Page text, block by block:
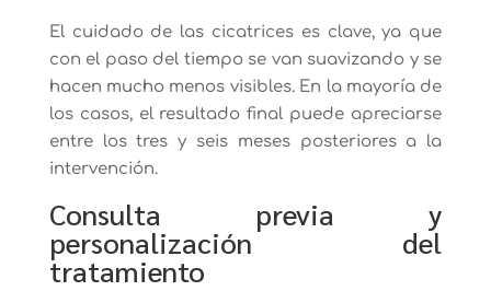
El cuidado de las cicatrices es clave, ya que
con el paso del tiempo se van suavizando y se
hacen mucho menos visibles. En la mayoría de
los casos, el resultado final puede apreciarse
entre los tres y seis meses posteriores a la
intervención.
Consulta previa y
personalización del
tratamiento